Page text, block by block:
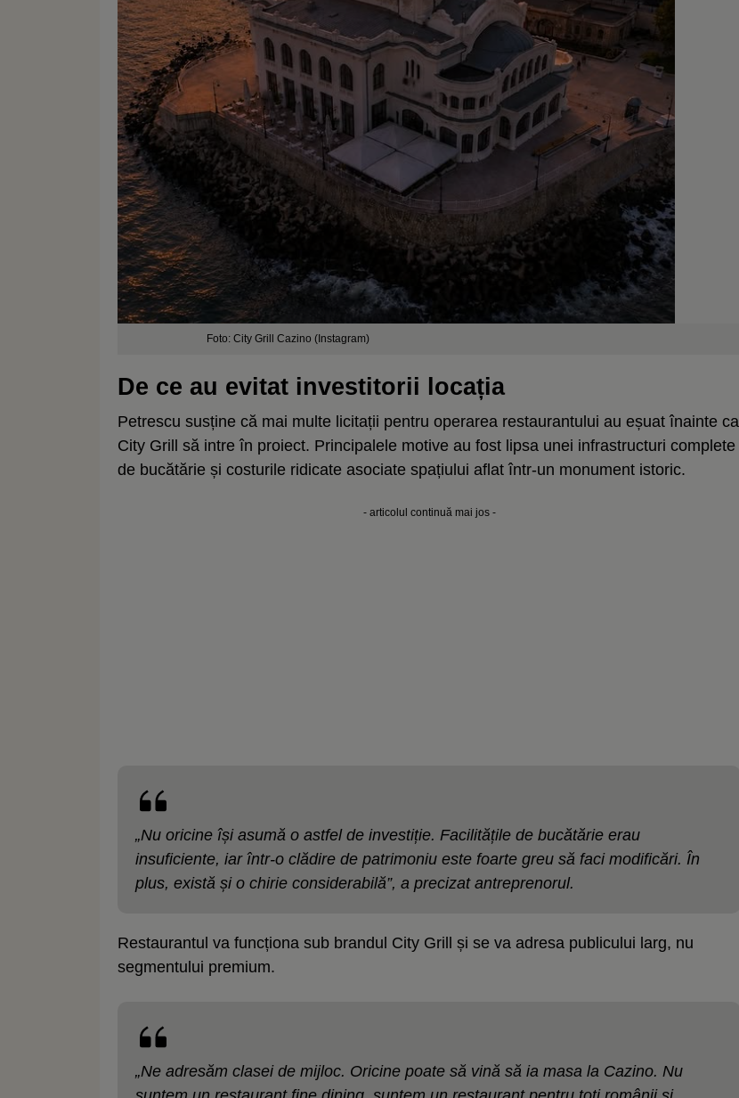
Foto: City Grill Cazino (Instagram)
De ce au evitat investitorii locația
Petrescu susține că mai multe licitații pentru operarea restaurantului au eșuat înainte ca
City Grill să intre în proiect. Principalele motive au fost lipsa unei infrastructuri complete
de bucătărie și costurile ridicate asociate spațiului aflat într-un monument istoric.
- articolul continuă mai jos -
„Nu oricine își asumă o astfel de investiție. Facilitățile de bucătărie erau
insuficiente, iar într-o clădire de patrimoniu este foarte greu să faci modificări. În
plus, există și o chirie considerabilă”, a precizat antreprenorul.
Restaurantul va funcționa sub brandul City Grill și se va adresa publicului larg, nu
segmentului premium.
„Ne adresăm clasei de mijloc. Oricine poate să vină să ia masa la Cazino. Nu